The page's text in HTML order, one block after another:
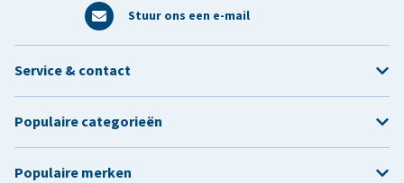
Stuur ons een e-mail
Service & contact
Populaire categorieën
Populaire merken